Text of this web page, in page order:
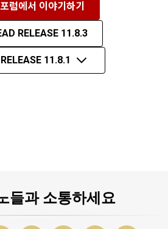
럼에서 이야기하기
RELEASE 11.8.3
11.8.1
들과 소통하세요